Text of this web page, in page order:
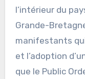
l’intérieur du
Grande-
manifestants
et l’adoption
que le Public